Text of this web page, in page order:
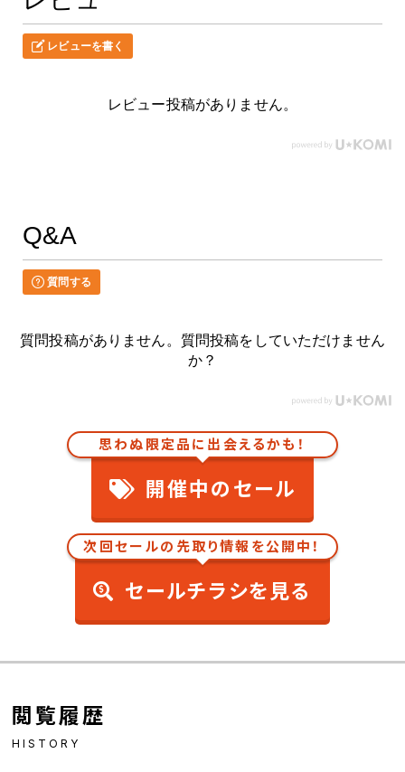
レビューを書く
レビュー投稿がありません。
Q&A
質問する
質問投稿がありません。質問投稿をしていただけません
か？
思わぬ限定品に出会えるかも！
開催中のセール
次回セールの先取り情報を公開中！
セールチラシを見る
閲覧履歴
HISTORY